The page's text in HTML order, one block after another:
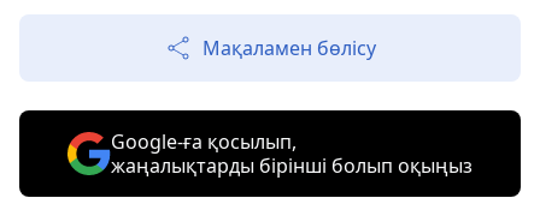
Мақаламен бөлісу
Google-ға қосылып,
жаңалықтарды бірінші болып оқыңыз